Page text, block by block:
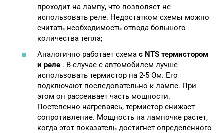
проходит на лампу, что позволяет не
использовать реле. Недостатком схемы можно
считать необходимость отвода большого
количества тепла;
Аналогично работает схема с NTS термистором
и реле . В случае с автомобилем лучше
использовать термистор на 2-5 Ом. Его
подключают последовательно к лампе. При
этом он рассеивает часть мощности.
Постепенно нагреваясь, термистор снижает
сопротивление. Мощность на лампочке растет,
когда этот показатель достигнет определенного